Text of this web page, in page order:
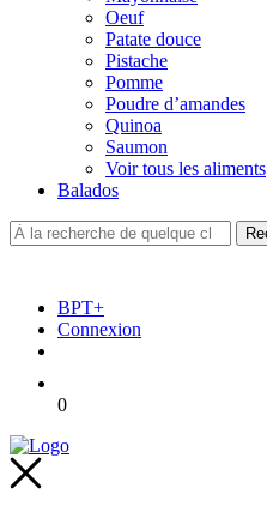
Oeuf
Patate douce
Pistache
Pomme
Poudre d’amandes
Quinoa
Saumon
Voir tous les aliments
Balados
BPT+
Connexion
0